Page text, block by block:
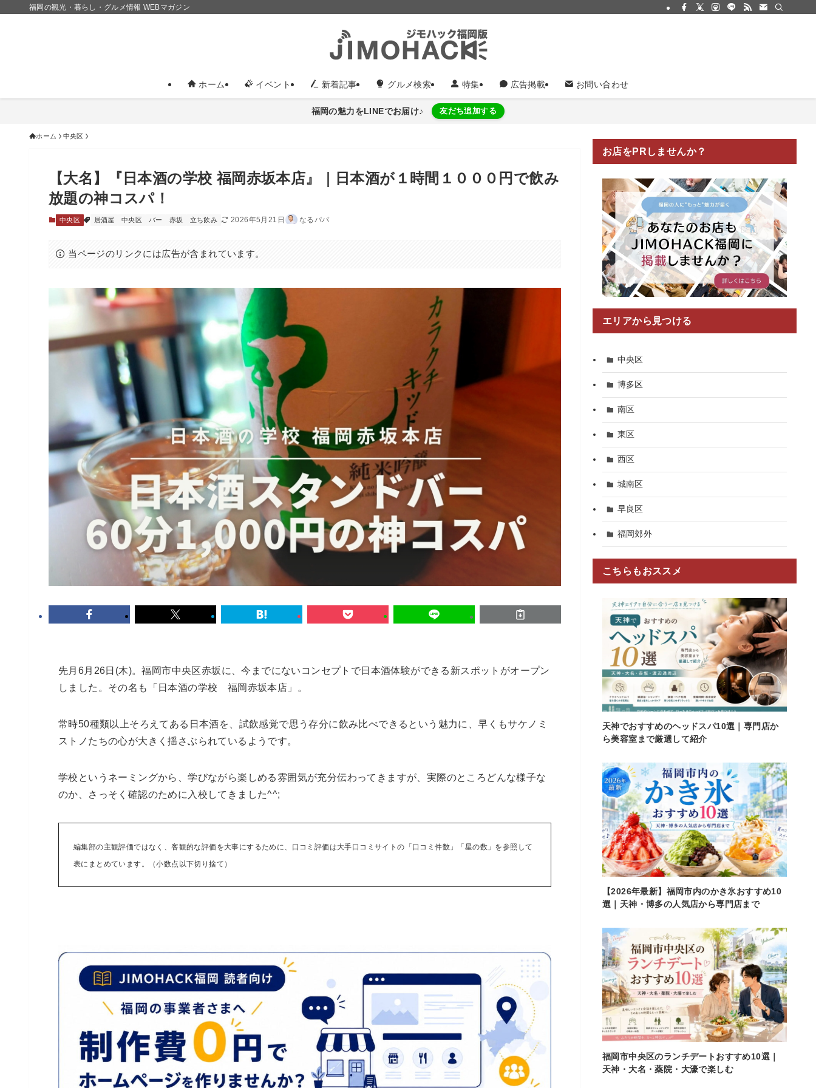
福岡の観光・暮らし・グルメ情報 WEBマガジン
ホーム イベント 新着記事 グルメ検索 特集 広告掲載 お問い合わせ
福岡の魅力をLINEでお届け♪ 友だち追加する
ホーム 中央区
【大名】『日本酒の学校 福岡赤坂本店』｜日本酒が１時間１０００円で飲み
放題の神コスパ！
中央区 居酒屋 中央区 バー 赤坂 立ち飲み 2026年5月21日 なるパパ
当ページのリンクには広告が含まれています。
先月6月26日(木)。福岡市中央区赤坂に、今までにないコンセプトで日本酒体験ができる新スポットがオープン
しました。その名も「日本酒の学校 福岡赤坂本店」。
常時50種類以上そろえてある日本酒を、試飲感覚で思う存分に飲み比べできるという魅力に、早くもサケノミ
ストノたちの心が大きく揺さぶられているようです。
学校というネーミングから、学びながら楽しめる雰囲気が充分伝わってきますが、実際のところどんな様子な
のか、さっそく確認のために入校してきました^^;
編集部の主観評価ではなく、客観的な評価を大事にするために、口コミ評価は大手口コミサイトの「口コミ件数」「星の数」を参照して
表にまとめています。（小数点以下切り捨て）
お店をPRしませんか？
エリアから見つける
中央区
博多区
南区
東区
西区
城南区
早良区
福岡郊外
こちらもおススメ
天神でおすすめのヘッドスパ10選｜専門店か
ら美容室まで厳選して紹介
【2026年最新】福岡市内のかき氷おすすめ10
選｜天神・博多の人気店から専門店まで
福岡市中央区のランチデートおすすめ10選｜
天神・大名・薬院・大濠で楽しむ